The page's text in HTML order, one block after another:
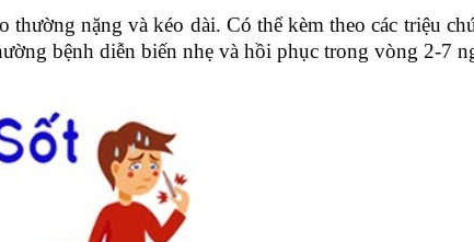
nặng và kéo dài. Có thể kèm theo các triệu
bệnh diễn biến nhẹ và hồi phục trong vòng 2-7